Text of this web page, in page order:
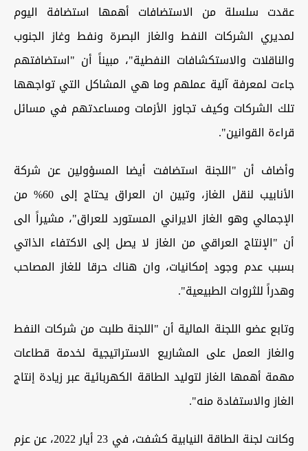
عقدت سلسلة من الاستضافات أهمها استضافة اليوم
لمديري الشركات النفط والغاز البصرة ونفط وغاز الجنوب
والناقلات والاستكشافات النفطية"، مبيناً أن "استضافتهم
جاءت لمعرفة آلية عملهم وما هي المشاكل التي تواجهها
تلك الشركات وكيف تجاوز الأزمات ومساعدتهم في مسائل
قراءة القوانين".
وأضاف أن "اللجنة استضافت أيضا المسؤولين عن شركة
الأنابيب لنقل الغاز، وتبين ان العراق يحتاج إلى 60% من
الإجمالي وهو الغاز الايراني المستورد للعراق"، مشيراً الى
أن "الإنتاج العراقي من الغاز لا يصل إلى الاكتفاء الذاتي
بسبب عدم وجود إمكانيات، وان هناك حرقا للغاز المصاحب
وهدراً للثروات الطبيعية".
وتابع عضو اللجنة المالية أن "اللجنة طلبت من شركات النفط
والغاز العمل على المشاريع الاستراتيجية لخدمة قطاعات
مهمة أهمها الغاز لتوليد الطاقة الكهربائية عبر زيادة إنتاج
الغاز والاستفادة منه".
وكانت لجنة الطاقة النيابية كشفت، في 23 أيار 2022، عن عزم